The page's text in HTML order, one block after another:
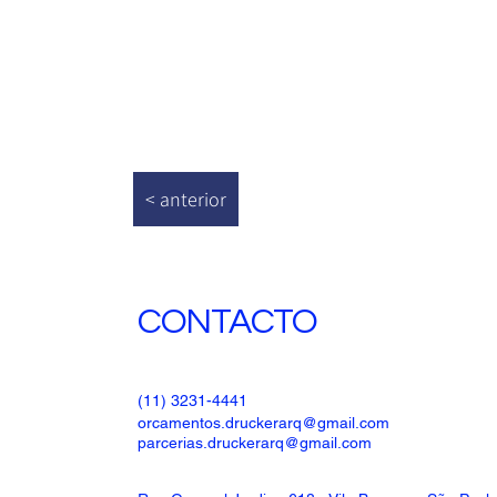
< anterior
CONTACTO
(11) 3231-4441
orcamentos.druckerarq@gmail.com
parcerias.druckerarq@gmail.com